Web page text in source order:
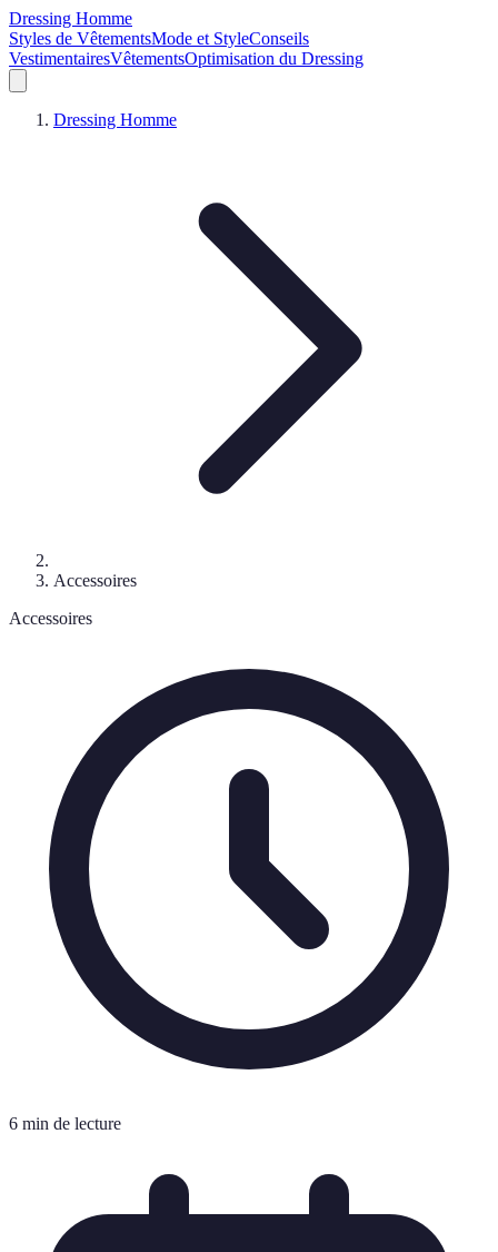
Dressing Homme
Styles de VêtementsMode et StyleConseils
VestimentairesVêtementsOptimisation du Dressing
Dressing Homme
Accessoires
Accessoires
6 min de lecture